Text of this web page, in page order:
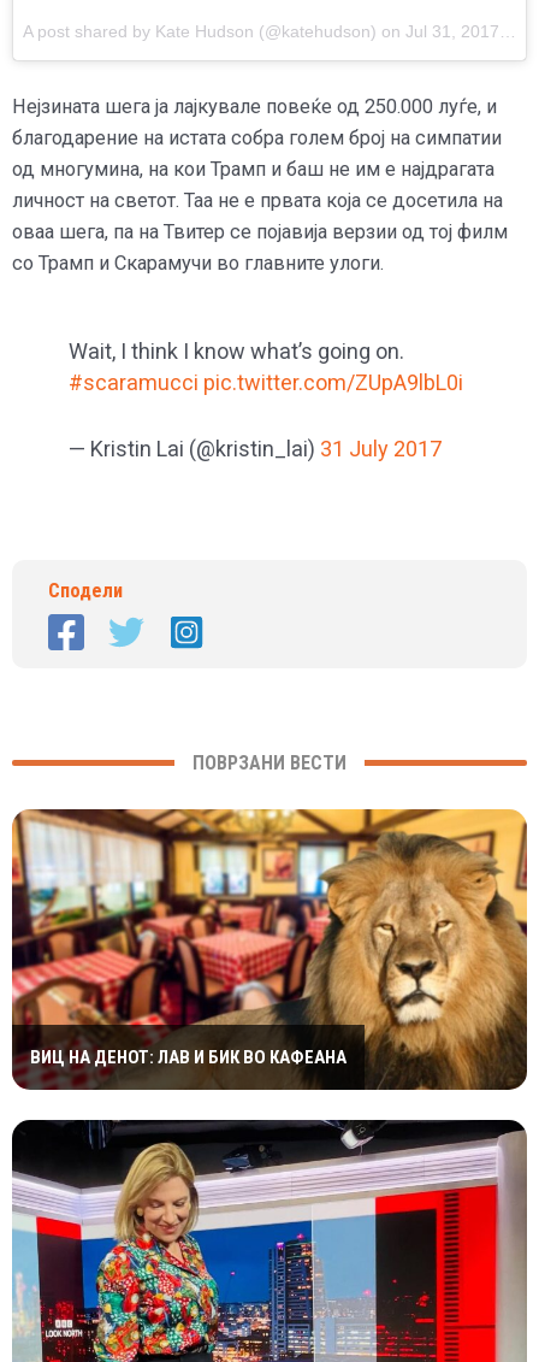
A post shared by Kate Hudson (@katehudson) on Jul 31, 2017 at 1:07pm PDT
Нејзината шега ја лајкувале повеќе од 250.000 луѓе, и
благодарение на истата собра голем број на симпатии
од многумина, на кои Трамп и баш не им е најдрагата
личност на светот. Таа не е првата која се досетила на
оваа шега, па на Твитер се појавија верзии од тој филм
со Трамп и Скарамучи во главните улоги.
Wait, I think I know what’s going on.
#scaramucci pic.twitter.com/ZUpA9lbL0i
— Kristin Lai (@kristin_lai) 31 July 2017
Сподели
ПОВРЗАНИ ВЕСТИ
ВИЦ НА ДЕНОТ: ЛАВ И БИК ВО КАФЕАНА